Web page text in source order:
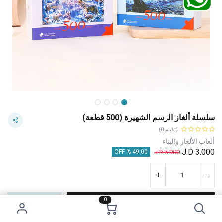
0
سلسلة ألغاز الرسم الشهيرة (500 قطعة)
(تقييم 0)
ألعاب الألغاز والبناء
3.000
5.900
J.D
49.00 % OFF
إضافة إلى عربة التسوق اشترِ الآن